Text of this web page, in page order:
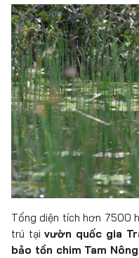
Tổng diện tích hơn 7500
trú tạivườn quốc gia
bảo tồn chim Tam Nông